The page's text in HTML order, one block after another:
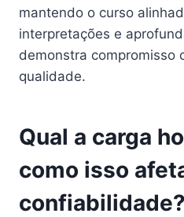
mantendo o curso
interpretações e
demonstra compromisso
qualidade.
Qual a carga
como isso
confiabilidade?